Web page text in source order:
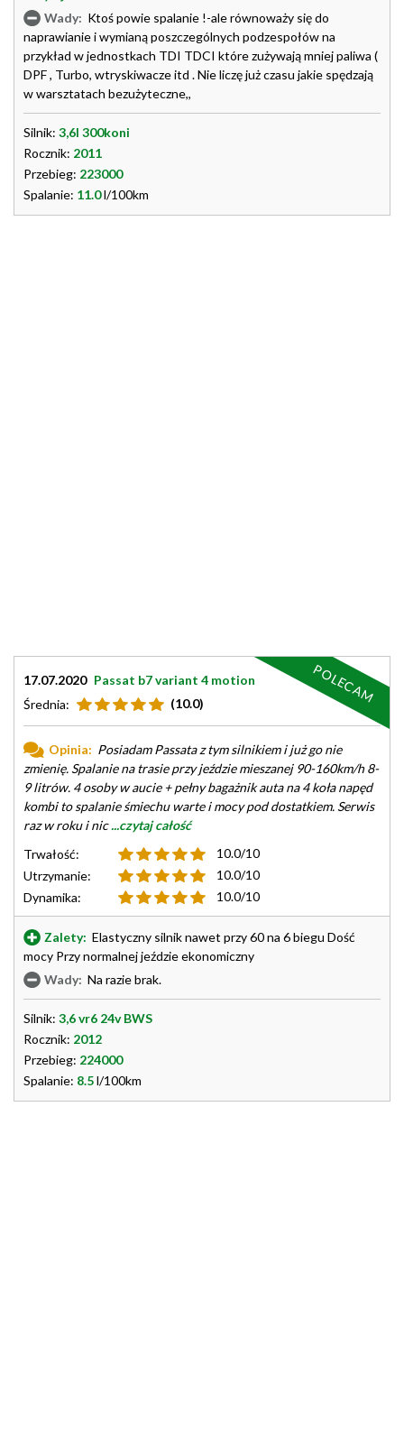
Wady: Ktoś powie spalanie !-ale równoważy się do
naprawianie i wymianą poszczególnych podzespołów na
przykład w jednostkach TDI TDCI które zużywają mniej paliwa (
DPF , Turbo, wtryskiwacze itd . Nie liczę już czasu jakie spędzają
w warsztatach bezużyteczne,,
Silnik: 3,6l 300koni
Rocznik: 2011
Przebieg: 223000
Spalanie: 11.0l/100km
17.07.2020 Passat b7 variant 4 motion
Średnia:
(10.0)
Opinia: Posiadam Passata z tym silnikiem i już go nie
zmienię. Spalanie na trasie przy jeździe mieszanej 90-160km/h 8-
9 litrów. 4 osoby w aucie + pełny bagażnik auta na 4 koła napęd
kombi to spalanie śmiechu warte i mocy pod dostatkiem. Serwis
raz w roku i nic...czytaj całość
Trwałość:
10.0/10
Utrzymanie:
10.0/10
Dynamika:
10.0/10
Zalety: Elastyczny silnik nawet przy 60 na 6 biegu Dość
mocy Przy normalnej jeździe ekonomiczny
Wady: Na razie brak.
Silnik: 3,6 vr6 24v BWS
Rocznik: 2012
Przebieg: 224000
Spalanie: 8.5l/100km
POLECAM